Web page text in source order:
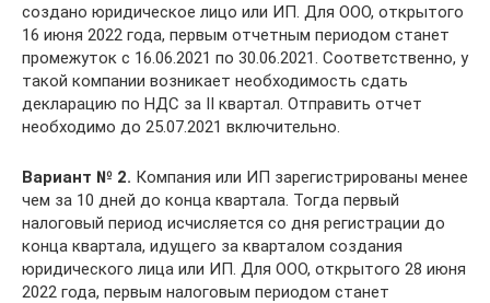
создано юридическое лицо или ИП. Для ООО, открытого
16 июня 2022 года, первым отчетным периодом станет
промежуток с 16.06.2021 по 30.06.2021. Соответственно, у
такой компании возникает необходимость сдать
декларацию по НДС за II квартал. Отправить отчет
необходимо до 25.07.2021 включительно.
Вариант № 2. Компания или ИП зарегистрированы менее
чем за 10 дней до конца квартала. Тогда первый
налоговый период исчисляется со дня регистрации до
конца квартала, идущего за кварталом создания
юридического лица или ИП. Для ООО, открытого 28 июня
2022 года, первым налоговым периодом станет